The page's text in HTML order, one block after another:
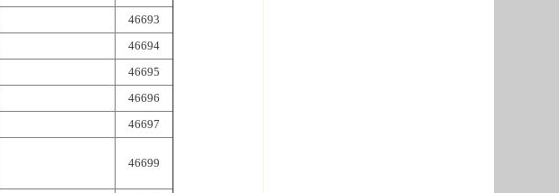
46693
46694
46695
46696
46697
46699